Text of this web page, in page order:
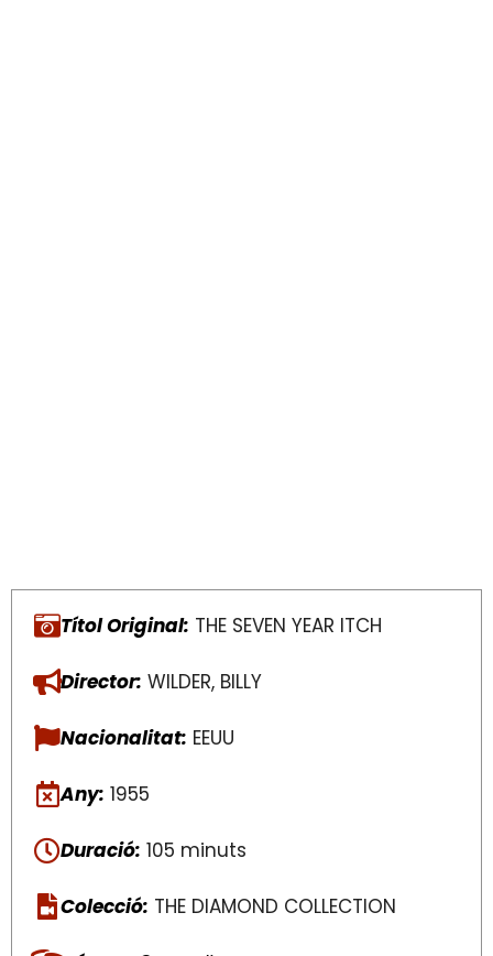
Títol Original: THE SEVEN YEAR ITCH
Director: WILDER, BILLY
Nacionalitat: EEUU
Any: 1955
Duració: 105 minuts
Colecció: THE DIAMOND COLLECTION